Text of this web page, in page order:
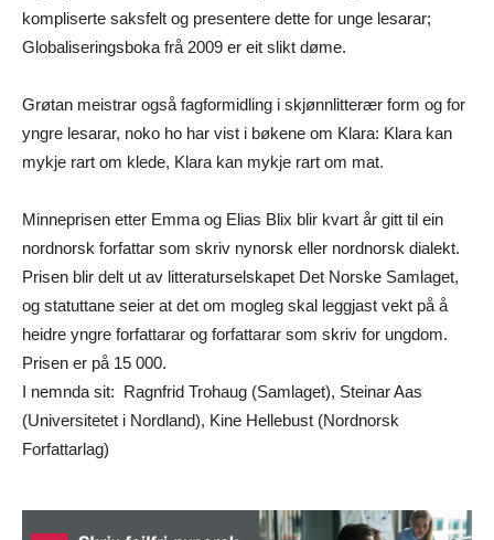
kompliserte saksfelt og presentere dette for unge lesarar;
Globaliseringsboka frå 2009 er eit slikt døme.
Grøtan meistrar også fagformidling i skjønnlitterær form og for
yngre lesarar, noko ho har vist i bøkene om Klara: Klara kan
mykje rart om klede, Klara kan mykje rart om mat.
Minneprisen etter Emma og Elias Blix blir kvart år gitt til ein
nordnorsk forfattar som skriv nynorsk eller nordnorsk dialekt.
Prisen blir delt ut av litteraturselskapet Det Norske Samlaget,
og statuttane seier at det om mogleg skal leggjast vekt på å
heidre yngre forfattarar og forfattarar som skriv for ungdom.
Prisen er på 15 000.
I nemnda sit: Ragnfrid Trohaug (Samlaget), Steinar Aas
(Universitetet i Nordland), Kine Hellebust (Nordnorsk
Forfattarlag)